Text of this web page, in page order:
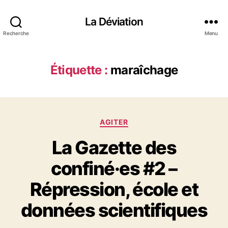
Recherche
La Déviation
Menu
Étiquette : maraîchage
C
t
é
g
o
r
i
e
s
AGITER
La Gazette des
confiné·es #2 –
Répression, école et
données scientifiques